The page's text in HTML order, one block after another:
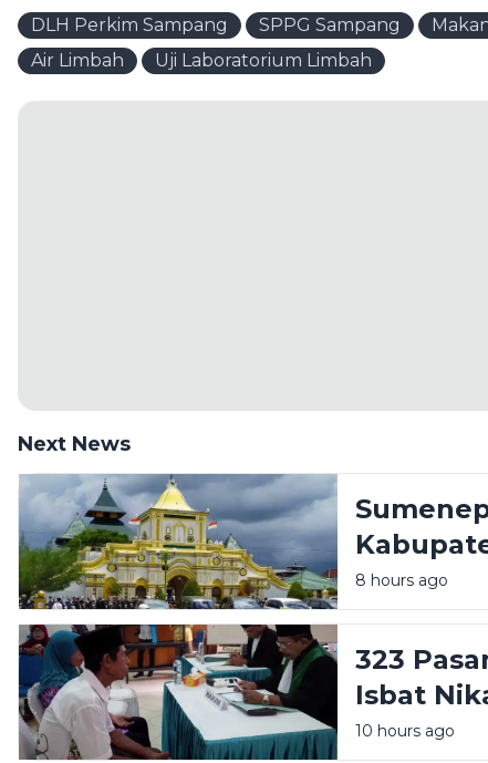
DLH Perkim Sampang SPPG Sampang
Air Limbah
Uji Laboratorium Limbah
Next News
8 hours ago
323
Isbat
10 hours ago